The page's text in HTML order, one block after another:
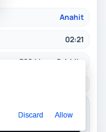
Anahit
02:21
320 kbps, 5.4 Mb.
Discard Allow